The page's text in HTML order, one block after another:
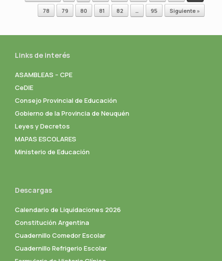
78
79 80 81 82 … 95 Siguiente »
Links de interés
ASAMBLEAS – CPE
CeDIE
Consejo Provincial de Educación
Gobierno de la Provincia de Neuquén
Leyes y Decretos
MAPAS ESCOLARES
Ministerio de Educación
Descargas
Calendario de Liquidaciones 2026
Constitución Argentina
Cuadernillo Comedor Escolar
Cuadernillo Refrigerio Escolar